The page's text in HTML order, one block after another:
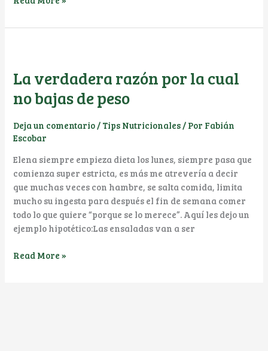
Realidad
La verdadera razón por la cual
no bajas de peso
Deja un comentario / Tips Nutricionales / Por Fabián
Escobar
Elena siempre empieza dieta los lunes, siempre pasa que
comienza super estricta, es más me atrevería a decir
que muchas veces con hambre, se salta comida, limita
mucho su ingesta para después el fin de semana comer
todo lo que quiere “porque se lo merece”. Aquí les dejo un
ejemplo hipotético:Las ensaladas van a ser
La
Read More »